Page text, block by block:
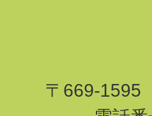
〒669-1595